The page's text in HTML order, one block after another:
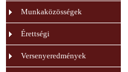
Munkaközösségek
Érettségi
Versenyeredmények